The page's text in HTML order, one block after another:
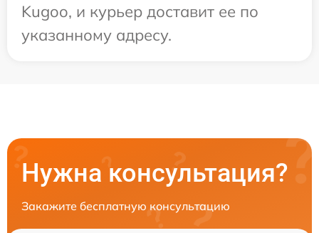
Kugoo, и курьер доставит ее по
указанному адресу.
Нужна консультация?
Закажите бесплатную консультацию